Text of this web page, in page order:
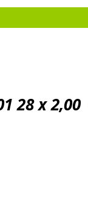
28 x 2,00